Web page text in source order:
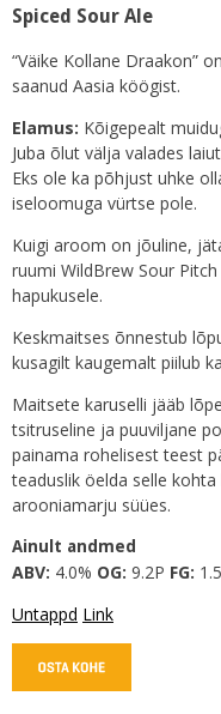
Spiced Sour Ale
“Väike Kollane Draakon”
saanud Aasia köögist.
Elamus: Kõigepealt
Juba õlut välja valades
Eks ole ka põhjust uhke
iseloomuga vürtse pole.
Kuigi aroom on jõuline,
ruumi WildBrew Sour
hapukusele.
Keskmaitses õnnestub
kusagilt kaugemalt piilub
Maitsete karuselli jääb
tsitruseline ja puuviljane
painama rohelisest teest
teaduslik öelda selle
arooniamarju süües.
Ainult andmed
ABV: 4.0% OG: 9.2P FG:
Untappd Link